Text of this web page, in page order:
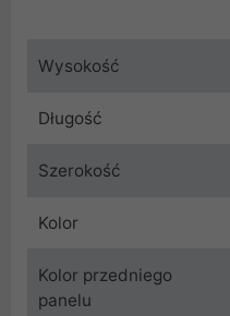
Wysokość
Długość
Szerokość
Kolor
Kolor przedniego
panelu